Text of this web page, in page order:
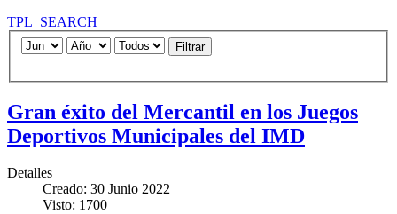
TPL_SEARCH
Filtrar
Gran éxito del Mercantil en los Juegos
Deportivos Municipales del IMD
Detalles
Creado: 30 Junio 2022
Visto: 1700